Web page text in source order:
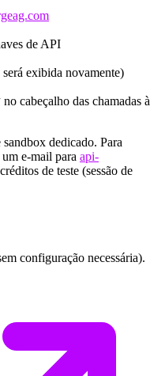
de API
exibida novamente)
no cabeçalho das chamadas à
dedicado. Para
e-mail para api-
de teste (sessão de
configuração necessária).